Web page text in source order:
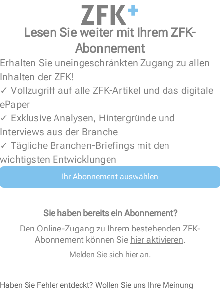
Lesen Sie weiter mit Ihrem ZFK-
Abonnement
Erhalten Sie uneingeschränkten Zugang zu allen
Inhalten der ZFK!
✓ Vollzugriff auf alle ZFK-Artikel und das digitale
ePaper
✓ Exklusive Analysen, Hintergründe und
Interviews aus der Branche
✓ Tägliche Branchen-Briefings mit den
wichtigsten Entwicklungen
Ihr Abonnement auswählen
Sie haben bereits ein Abonnement?
Den Online-Zugang zu Ihrem bestehenden ZFK-
Abonnement können Sie hier aktivieren.
Melden Sie sich hier an.
Haben Sie Fehler entdeckt? Wollen Sie uns Ihre Meinung